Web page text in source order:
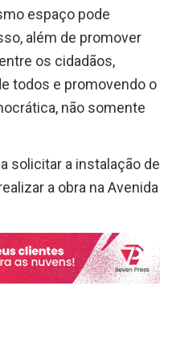
espaço pode
além de promover
os cidadãos,
todos e promovendo o
não somente
solicitar a instalação de
a obra na Avenida